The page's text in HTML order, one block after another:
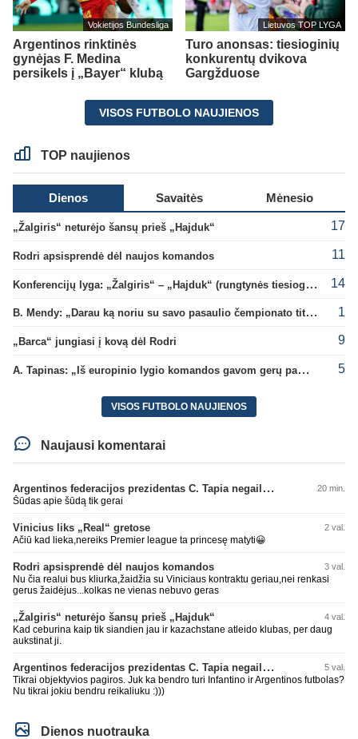
Vokietijos Bundesliga
Argentinos rinktinės
gynėjas F. Medina
persikels į „Bayer“ klubą
Lietuvos TOP LYGA
Turo anonsas: tiesioginių
konkurentų dvikova
Gargžduose
VISOS FUTBOLO NAUJIENOS
TOP naujienos
Dienos Savaitės Mėnesio
„Žalgiris“ neturėjo šansų prieš „Hajduk“ 17
Rodri apsisprendė dėl naujos komandos 11
Konferencijų lyga: „Žalgiris“ – „Hajduk“ (rungtynės tiesiogiai) 14
B. Mendy: „Darau ką noriu su savo pasaulio čempionato titulu“ 1
„Barca“ jungiasi į kovą dėl Rodri 9
A. Tapinas: „Iš europinio lygio komandos gavom gerų pamokų“ 5
VISOS FUTBOLO NAUJIENOS
Naujausi komentarai
Argentinos federacijos prezidentas C. Tapia negailėjo pagyrų G. Infantino 20 min.
Šūdas apie šūdą tik gerai
Vinicius liks „Real“ gretose 2 val.
Ačiū kad lieka,nereiks Premier league ta princesę matyti😀
Rodri apsisprendė dėl naujos komandos 3 val.
Nu čia realui bus kliurka,žaidžia su Viniciaus kontraktu geriau,nei renkasi
gerus žaidėjus...kolkas ne vienas nebuvo geras
„Žalgiris“ neturėjo šansų prieš „Hajduk“ 4 val.
Kad ceburina kaip tik siandien jau ir kazachstane atleido klubas, per daug
aukstinat ji.
Argentinos federacijos prezidentas C. Tapia negailėjo pagyrų G. Infantino 5 val.
Tikrai objektyvios pagiros. Juk ka bendro turi Infantino ir Argentinos futbolas?
Nu tikrai jokiu bendru reikaliuku :)))
Dienos nuotrauka